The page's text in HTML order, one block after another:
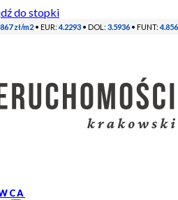
do stopki
zł/m2 • EUR: 4.2293 • DOL: 3.5936 • FUNT: